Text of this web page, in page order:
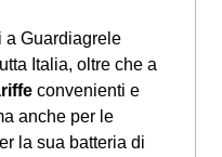
a Guardiagrele
Italia, oltre che a
convenienti e
anche per le
la sua batteria di